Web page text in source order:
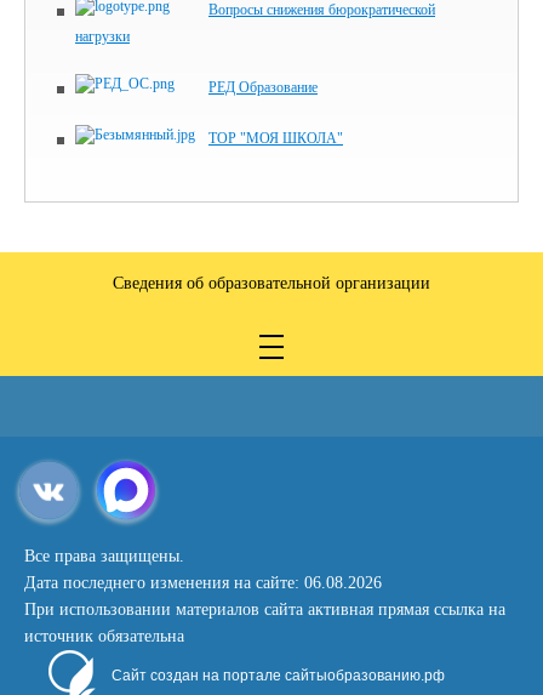
Вопросы снижения бюрократической
нагрузки
РЕД Образование
ТОР "МОЯ ШКОЛА"
Сведения об образовательной организации
Все права защищены.
Дата последнего изменения на сайте: 06.08.2026
При использовании материалов сайта активная прямая ссылка на
источник обязательна
Сайт создан на портале сайтыобразованию.рф